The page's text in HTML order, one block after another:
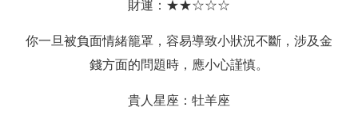
財運：★★☆☆☆
你一旦被負面情緒籠罩，容易導致小狀況不斷，涉及金
錢方面的問題時，應小心謹慎。
貴人星座：牡羊座